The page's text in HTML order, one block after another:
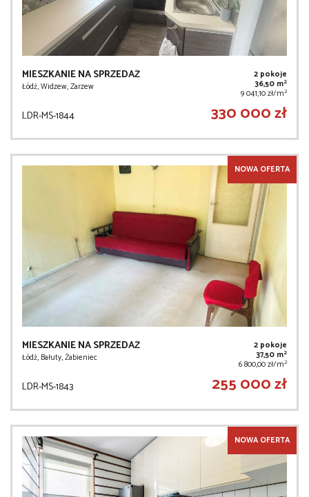
MIESZKANIE NA SPRZEDAŻ
Łódź, Widzew, Zarzew
2 pokoje
36,50 m2
9 041,10 zł/m2
LDR-MS-1844 330 000 zł
NOWA OFERTA
MIESZKANIE NA SPRZEDAŻ
Łódź, Bałuty, Żabieniec
2 pokoje
37,50 m2
6 800,00 zł/m2
LDR-MS-1843 255 000 zł
NOWA OFERTA